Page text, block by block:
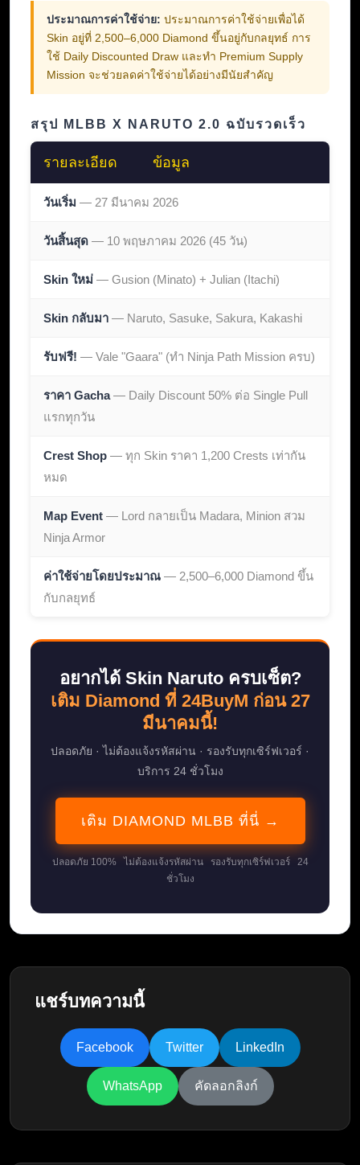
ประมาณการค่าใช้จ่าย: ประมาณการค่าใช้จ่ายเพื่อได้
Skin อยู่ที่ 2,500–6,000 Diamond ขึ้นอยู่กับกลยุทธ์ การ
ใช้ Daily Discounted Draw และทำ Premium Supply
Mission จะช่วยลดค่าใช้จ่ายได้อย่างมีนัยสำคัญ
สรุป MLBB X NARUTO 2.0 ฉบับรวดเร็ว
รายละเอียด ข้อมูล
วันเริ่ม — 27 มีนาคม 2026
วันสิ้นสุด — 10 พฤษภาคม 2026 (45 วัน)
Skin ใหม่ — Gusion (Minato) + Julian (Itachi)
Skin กลับมา — Naruto, Sasuke, Sakura, Kakashi
รับฟรี! — Vale "Gaara" (ทำ Ninja Path Mission ครบ)
ราคา Gacha— Daily Discount 50% ต่อ Single Pull
แรกทุกวัน
Crest Shop — ทุก Skin ราคา 1,200 Crests เท่ากัน
หมด
Map Event — Lord กลายเป็น Madara, Minion สวม
Ninja Armor
ค่าใช้จ่ายโดยประมาณ — 2,500–6,000 Diamond ขึ้น
กับกลยุทธ์
อยากได้ Skin Naruto ครบเซ็ต?
เติม Diamond ที่ 24BuyM ก่อน 27
มีนาคมนี้!
ปลอดภัย · ไม่ต้องแจ้งรหัสผ่าน · รองรับทุกเซิร์ฟเวอร์ ·
บริการ 24 ชั่วโมง
เติม DIAMOND MLBB ที่นี่ →
ปลอดภัย 100% ไม่ต้องแจ้งรหัสผ่าน รองรับทุกเซิร์ฟเวอร์ 24
ชั่วโมง
แชร์บทความนี้
Facebook Twitter LinkedIn
WhatsApp คัดลอกลิงก์